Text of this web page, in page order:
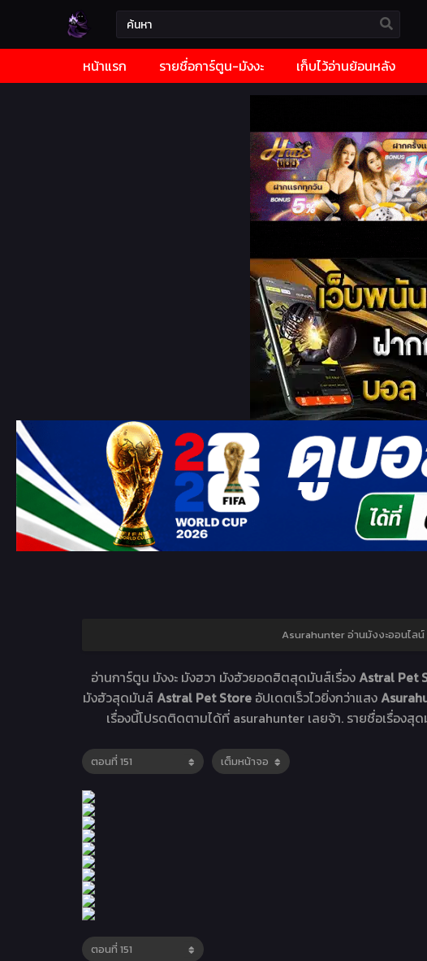
หน้าแรก รายชื่อการ์ตูน-มังงะ เก็บไว้อ่านย้อนหลัง
Asurahunter อ่านมังงะออนไลน์
อ่านการ์ตูน มังงะ มังฮวา มังฮัวยอดฮิตสุดมันส์เรื่องAstral Pet
มังฮัวสุดมันส์ Astral Pet Store อัปเดตเร็วไวยิ่งกว่าแสง
เรื่องนี้โปรดติดตามได้ที่ asurahunter เลยจ้า. รายชื่อเรื่องสุ